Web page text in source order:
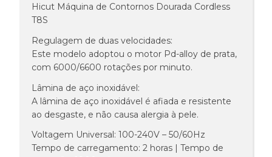
Hicut Máquina de Contornos Dourada Cordless
T8S
Regulagem de duas velocidades:
Este modelo adoptou o motor Pd-alloy de prata,
com 6000/6600 rotações por minuto.
Lâmina de aço inoxidável:
A lâmina de aço inoxidável é afiada e resistente
ao desgaste, e não causa alergia à pele.
Voltagem Universal: 100-240V – 50/60Hz
Tempo de carregamento: 2 horas | Tempo de